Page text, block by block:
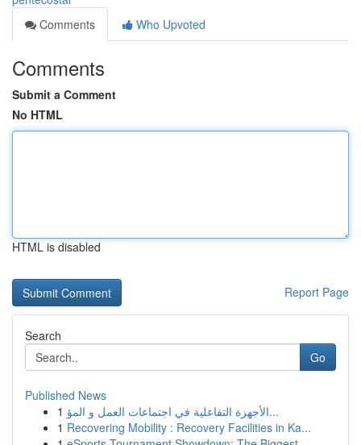
Comments
Who Upvoted
Comments
Submit a Comment
No HTML
HTML is disabled
Report Page
Search
Go
Published News
1
الأجهزة التفاعلية في اجتماعات العمل و المؤ...
1 Recovering Mobility : Recovery Facilities in Ka...